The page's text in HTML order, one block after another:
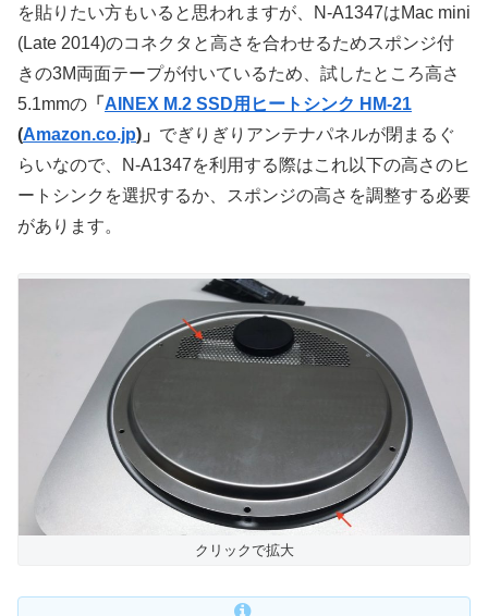
を貼りたい方もいると思われますが、N-A1347はMac mini
(Late 2014)のコネクタと高さを合わせるためスポンジ付
きの3M両面テープが付いているため、試したところ高さ
5.1mmの 「 AINEX M.2 SSD用ヒートシンク HM-21
(Amazon.co.jp)」 でぎりぎりアンテナパネルが閉まるぐ
らいなので、N-A1347を利用する際はこれ以下の高さのヒ
ートシンクを選択するか、スポンジの高さを調整する必要
があります。
クリックで拡大